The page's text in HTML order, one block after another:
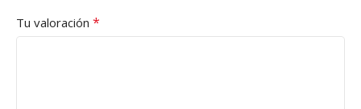
Tu valoración *